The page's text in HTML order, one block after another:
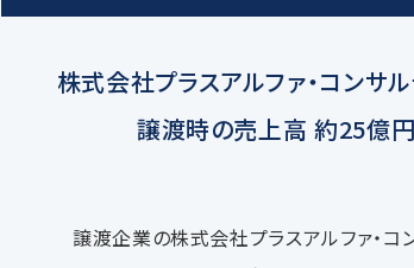
株式会社プラスアルファ・コンサ
譲渡時の売上高 約25億円
譲渡企業の株式会社プラスアルファ・